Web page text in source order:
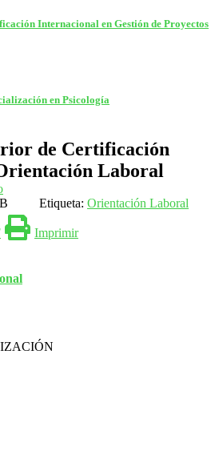
Internacional en Gestión de Proyectos
en Psicología
de Certificación
Laboral
Etiqueta: Orientación Laboral
Imprimir